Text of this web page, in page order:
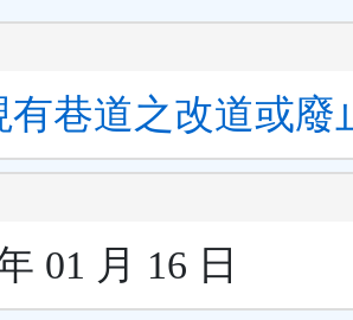
有巷道之改道或廢
01 月 16 日